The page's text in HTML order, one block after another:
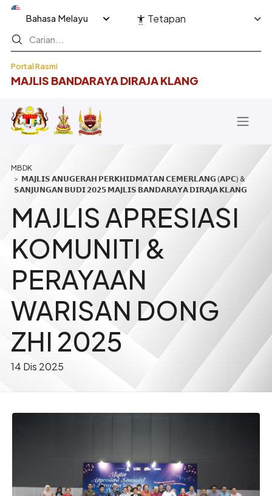
Langkau ke kandungan utama
Portal Rasmi
MAJLIS BANDARAYA DIRAJA KLANG
Select your language Tetapan
Breadcrumb
𝗠𝗔𝗝𝗟𝗜𝗦 𝗔𝗡𝗨𝗚𝗘𝗥𝗔𝗛 𝗣𝗘𝗥𝗞𝗛𝗜𝗗𝗠𝗔𝗧𝗔𝗡 𝗖𝗘𝗠𝗘𝗥𝗟𝗔𝗡𝗚 (𝗔𝗣𝗖) &
𝗦𝗔𝗡𝗝𝗨𝗡𝗚𝗔𝗡 𝗕𝗨𝗗𝗜 𝟮𝟬𝟮𝟱 𝗠𝗔𝗝𝗟𝗜𝗦 𝗕𝗔𝗡𝗗𝗔𝗥𝗔𝗬𝗔 𝗗𝗜𝗥𝗔𝗝𝗔 𝗞𝗟𝗔𝗡𝗚
MAJLIS APRESIASI
KOMUNITI &
PERAYAAN
WARISAN DONG
ZHI 2025
14 Dis 2025